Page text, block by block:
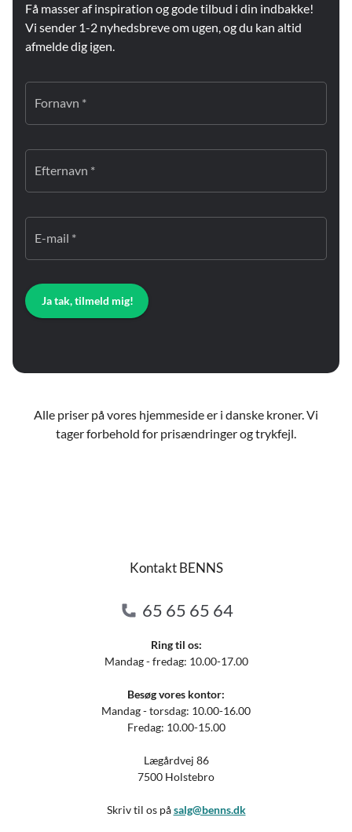
Få masser af inspiration og gode tilbud i din indbakke!
Vi sender 1-2 nyhedsbreve om ugen, og du kan altid
afmelde dig igen.
Fornavn *
Efternavn *
E-mail *
Ja tak, tilmeld mig!
Alle priser på vores hjemmeside er i danske kroner. Vi
tager forbehold for prisændringer og trykfejl.
Kontakt BENNS
65 65 65 64
Ring til os:
Mandag - fredag: 10.00-17.00
Besøg vores kontor:
Mandag - torsdag: 10.00-16.00
Fredag: 10.00-15.00
Lægårdvej 86
7500 Holstebro
Skriv til os påsalg@benns.dk